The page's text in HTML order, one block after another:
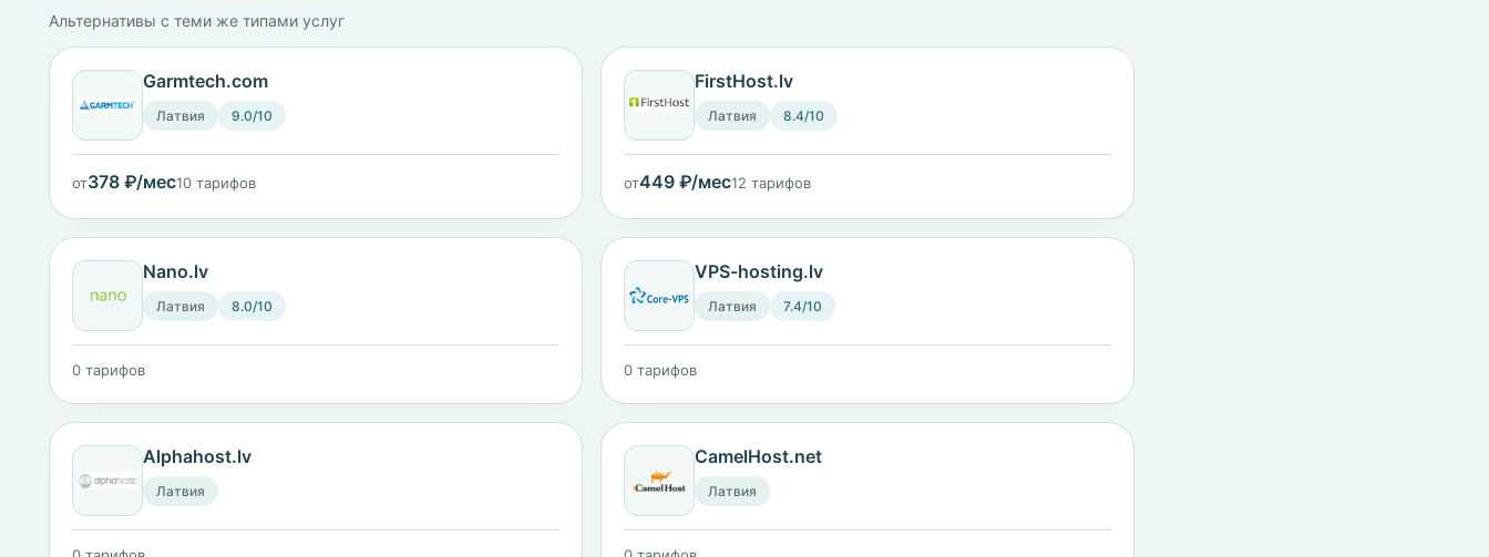
Альтернативы с теми же типами услуг
Garmtech.com
Латвия 9.0/10
от378 ₽/мес10 тарифов
FirstHost.lv
Латвия 8.4/10
от449 ₽/мес12 тарифов
Nano.lv
Латвия 8.0/10
0 тарифов
VPS-hosting.lv
Латвия 7.4/10
0 тарифов
Alphahost.lv
Латвия
CamelHost.net
Латвия